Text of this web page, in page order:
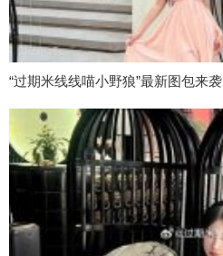
“过期米线线喵小野狼”最新图包来袭